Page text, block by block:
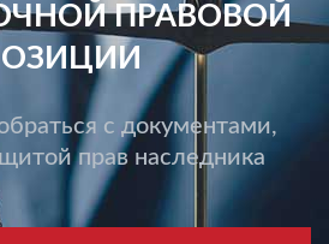
ПРАВОВОЙ
с документами,
прав наследника